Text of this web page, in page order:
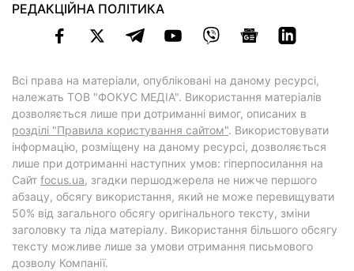
РЕДАКЦІЙНА ПОЛІТИКА
Всі права на матеріали, опубліковані на даному ресурсі,
належать ТОВ "ФОКУС МЕДІА". Використання матеріалів
дозволяється лише при дотриманні вимог, описаних в
розділі "Правила користування сайтом". Використовувати
інформацію, розміщену на даному ресурсі, дозволяється
лише при дотриманні наступних умов: гіперпосилання на
Cайт focus.ua, згадки першоджерела не нижче першого
абзацу, обсягу використання, який не може перевищувати
50% від загального обсягу оригінального тексту, зміни
заголовку та ліда матеріалу. Використання більшого обсягу
тексту можливе лише за умови отримання письмового
дозволу Компанії.